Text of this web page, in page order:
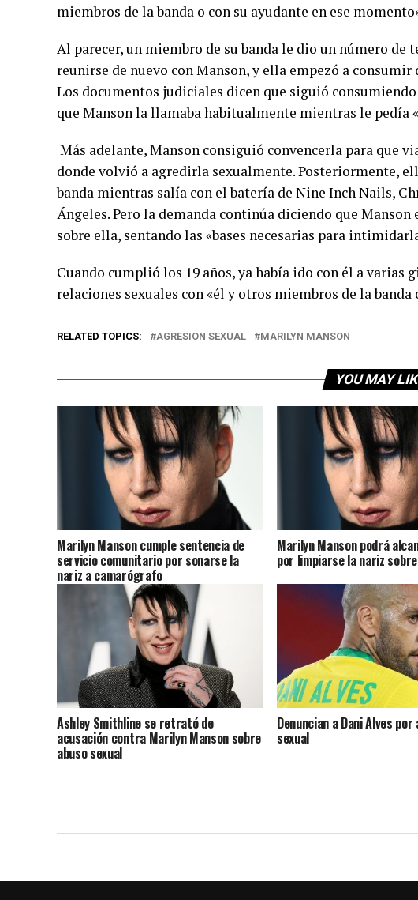
miembros de la banda o con su ayudante en ese
Al parecer, un miembro de su banda le dio un número de
reunirse de nuevo con Manson, y ella empezó a
Los documentos judiciales dicen que siguió
que Manson la llamaba habitualmente mientras le pedía
Más adelante, Manson consiguió convencerla para que
donde volvió a agredirla sexualmente. Posteriormente,
banda mientras salía con el batería de Nine Inch Nails,
Ángeles. Pero la demanda continúa diciendo que Manson
sobre ella, sentando las «bases necesarias para
Cuando cumplió los 19 años, ya había ido con él a varias
relaciones sexuales con «él y otros miembros de la banda
RELATED TOPICS: AGRESION SEXUAL MARILYN MANSON
YOU MAY
Marilyn Manson cumple sentencia de
servicio comunitario por sonarse la
nariz a camarógrafo
Marilyn Manson podrá
por limpiarse la nariz
Ashley Smithline se retrató de
acusación contra Marilyn Manson sobre
abuso sexual
Denuncian a Dani Alves
sexual